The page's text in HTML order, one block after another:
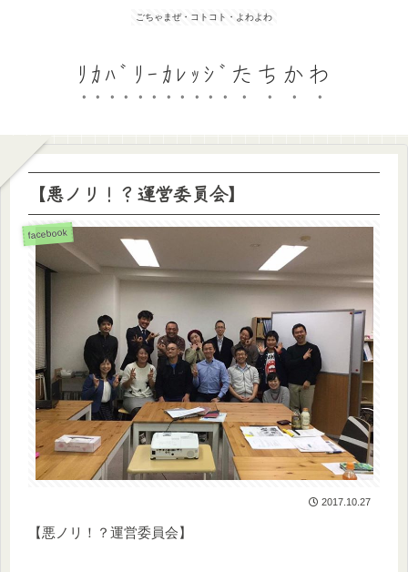
ごちゃまぜ・コトコト・よわよわ
ﾘｶﾊﾞﾘｰｶﾚｯｼﾞたちかわ
【悪ノリ！？運営委員会】
facebook
2017.10.27
【悪ノリ！？運営委員会】